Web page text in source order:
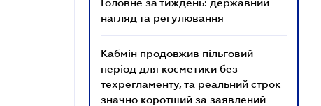
нагляд та регулювання
Кабмін продовжив пільговий
період для косметики без
техрегламенту, та реальний строк
значно коротший за заявлений